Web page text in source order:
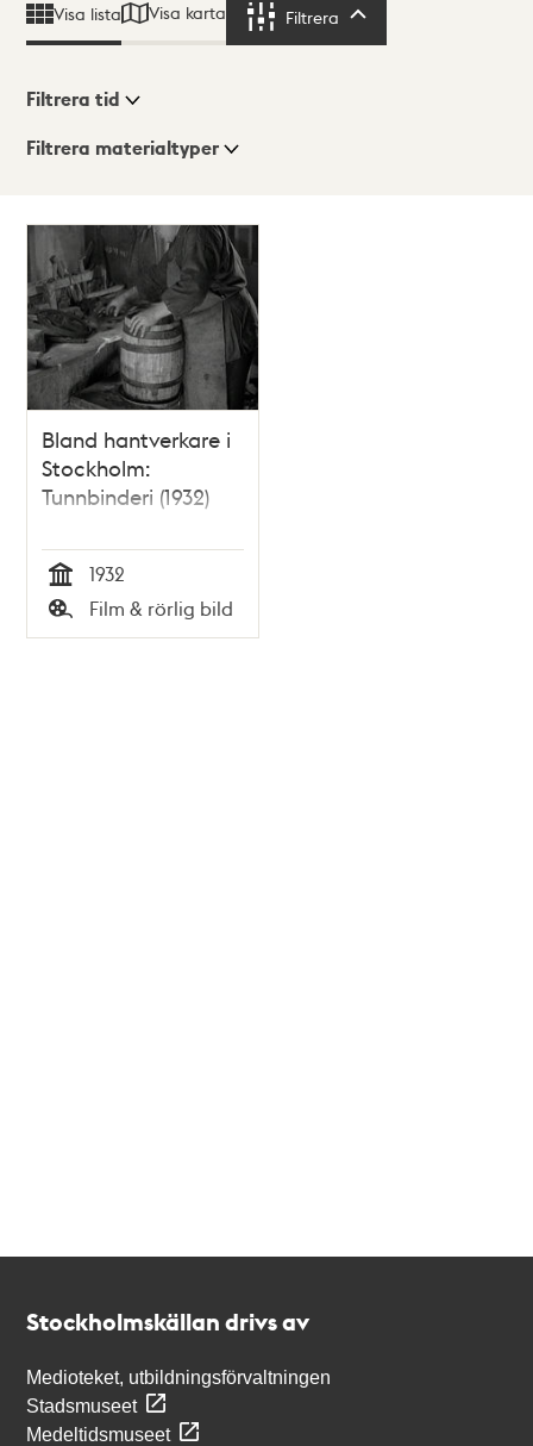
Visa lista Visa karta Filtrera
Visningsläge
ListaKarta
Filtrera tid
Filtrera materialtyper
Bland hantverkare i
Stockholm:
Tunnbinderi (1932)
Tid
1932
Typ
Film & rörlig bild
Stockholmskällan drivs av
Medioteket, utbildningsförvaltningen
Stadsmuseet
Medeltidsmuseet